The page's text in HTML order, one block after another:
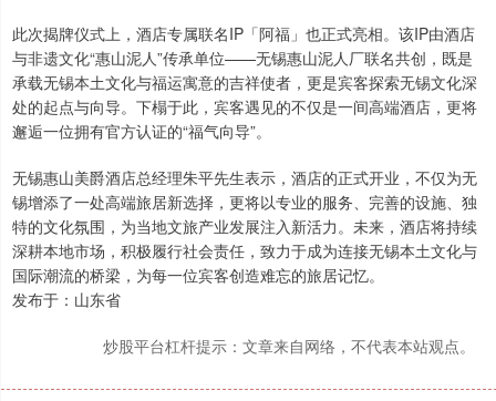
此次揭牌仪式上，酒店专属联名IP「阿福」也正式亮相。该IP由酒店
与非遗文化“惠山泥人”传承单位——无锡惠山泥人厂联名共创，既是
承载无锡本土文化与福运寓意的吉祥使者，更是宾客探索无锡文化深
处的起点与向导。下榻于此，宾客遇见的不仅是一间高端酒店，更将
邂逅一位拥有官方认证的“福气向导”。
无锡惠山美爵酒店总经理朱平先生表示，酒店的正式开业，不仅为无
锡增添了一处高端旅居新选择，更将以专业的服务、完善的设施、独
特的文化氛围，为当地文旅产业发展注入新活力。未来，酒店将持续
深耕本地市场，积极履行社会责任，致力于成为连接无锡本土文化与
国际潮流的桥梁，为每一位宾客创造难忘的旅居记忆。
发布于：山东省
炒股平台杠杆提示：文章来自网络，不代表本站观点。